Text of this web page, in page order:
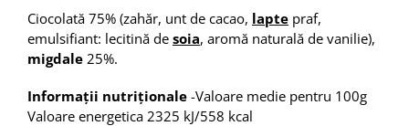
Pasca
Pasca Fresh
Paine
Ciocolată 75% (zahăr, unt de cacao, lapte praf,
emulsifiant: lecitină de soia, aromă naturală de vanilie),
migdale 25%.
Informații nutriționale -Valoare medie pentru 100g
Valoare energetica 2325 kJ/558 kcal